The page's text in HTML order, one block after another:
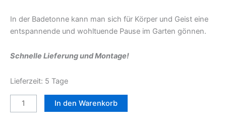
In der Badetonne kann man sich für Körper und Geist eine
entspannende und wohltuende Pause im Garten gönnen.
Schnelle Lieferung und Montage!
Lieferzeit: 5 Tage
Badetonne
In den Warenkorb